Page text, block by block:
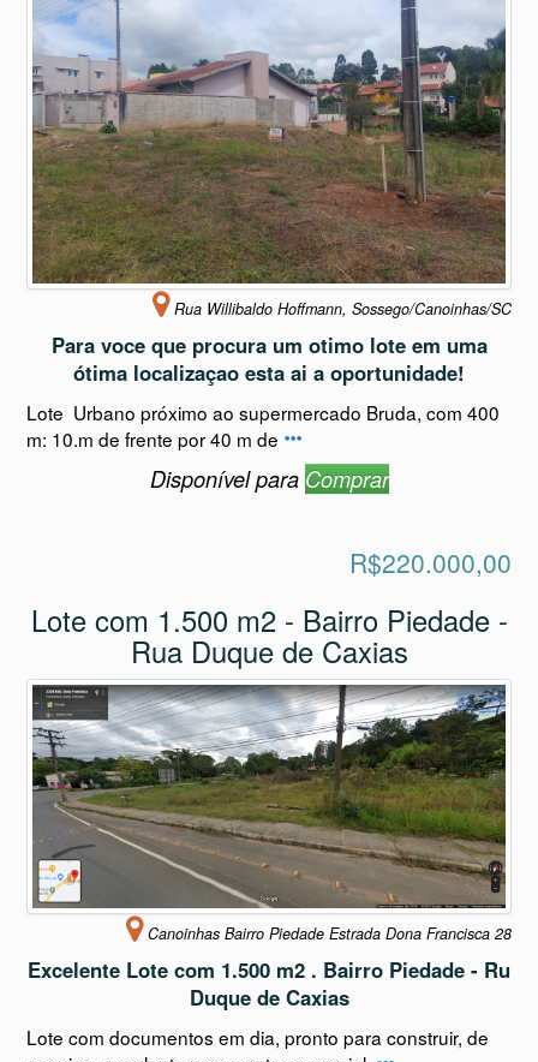
Rua Willibaldo Hoffmann, Sossego/Canoinhas/SC
Para voce que procura um otimo lote em uma
ótima localizaçao esta ai a oportunidade!
Lote Urbano próximo ao supermercado Bruda, com 400
m: 10.m de frente por 40 m de
Disponível para Comprar
R$220.000,00
Lote com 1.500 m2 - Bairro Piedade -
Rua Duque de Caxias
Canoinhas Bairro Piedade Estrada Dona Francisca 28
Excelente Lote com 1.500 m2 . Bairro Piedade - Ru
Duque de Caxias
Lote com documentos em dia, pronto para construir, de